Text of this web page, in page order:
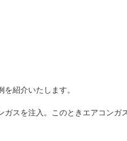
紹介いたします。
スを注入。このときエアコン